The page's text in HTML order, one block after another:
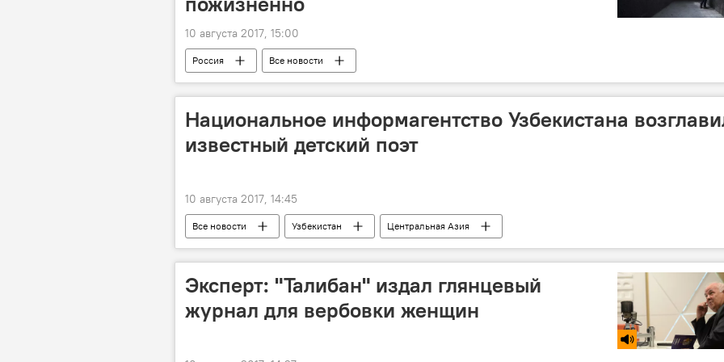
10 августа 2017, 15:00
Россия Все новости
Национальное информагентство Узбекистана
известный детский поэт
10 августа 2017, 14:45
Все новости Узбекистан Центральная Азия
Эксперт: "Талибан" издал глянцевый
журнал для вербовки женщин